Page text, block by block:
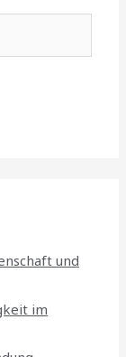
und
im